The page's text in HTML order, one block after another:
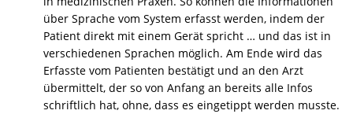
über Sprache vom System erfasst werden, indem der
Patient direkt mit einem Gerät spricht … und das ist in
verschiedenen Sprachen möglich. Am Ende wird das
Erfasste vom Patienten bestätigt und an den Arzt
übermittelt, der so von Anfang an bereits alle Infos
schriftlich hat, ohne, dass es eingetippt werden musste.